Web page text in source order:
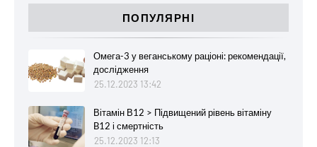
ПОПУЛЯРНІ
Омега-3 у веганському раціоні: рекомендації,
дослідження
25.12.2023 13:42
Вітамін В12 > Підвищений рівень вітаміну
B12 і смертність
25.12.2023 12:13